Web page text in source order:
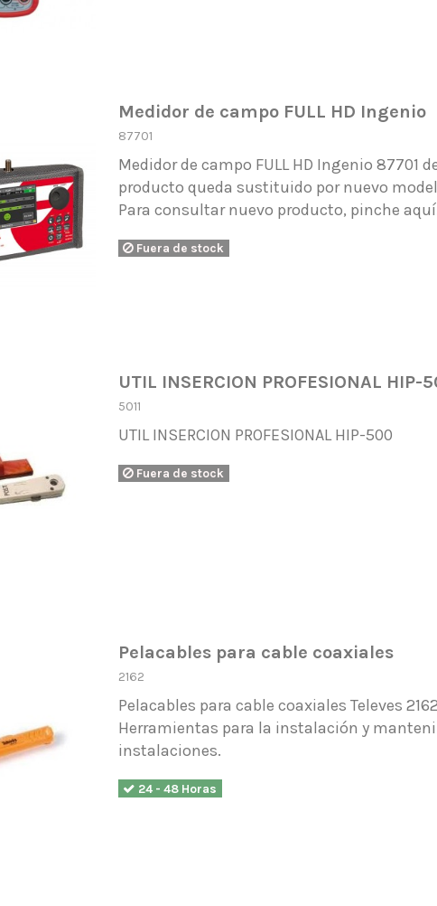
Medidor de campo FULL HD Ingenio
87701
Medidor de campo FULL HD Ingenio 87701
producto queda sustituido por nuevo
Para consultar nuevo producto, pinche
Fuera de stock
UTIL INSERCION PROFESIONAL HIP-
5011
UTIL INSERCION PROFESIONAL HIP-500
Fuera de stock
Pelacables para cable coaxiales
2162
Pelacables para cable coaxiales Televes
Herramientas para la instalación y
instalaciones.
24 - 48 Horas